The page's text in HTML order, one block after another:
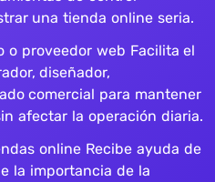
una tienda online seria.
o proveedor web Facilita el
diseñador,
comercial para mantener
afectar la operación diaria.
online Recibe ayuda de
la importancia de la